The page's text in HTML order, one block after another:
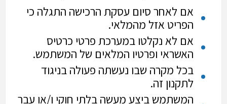
אם לאחר סיום עסקת הרכישה התגלה כי
הפריט אזל מהמלאי.
אם לא נקלטו במערכת פרטי כרטיס
האשראי ופרטיו המלאים של המשתמש.
בכל מקרה שבו נעשתה פעולה בניגוד
לתקנון זה.
המשתמש ביצע מעשה בלתי חוקי ו/או עבר